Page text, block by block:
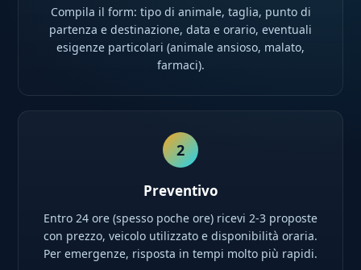
Compila il form: tipo di animale, taglia, punto di
partenza e destinazione, data e orario, eventuali
esigenze particolari (animale ansioso, malato,
farmaci).
2
Preventivo
Entro 24 ore (spesso poche ore) ricevi 2-3 proposte
con prezzo, veicolo utilizzato e disponibilità oraria.
Per emergenze, risposta in tempi molto più rapidi.